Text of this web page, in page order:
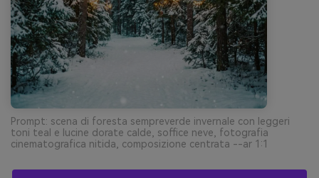
Prompt: scena di foresta sempreverde invernale con leggeri
toni teal e lucine dorate calde, soffice neve, fotografia
cinematografica nitida, composizione centrata --ar 1:1